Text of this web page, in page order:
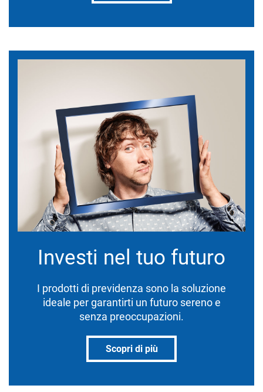
Investi nel tuo futuro
I prodotti di previdenza sono la soluzione
ideale per garantirti un futuro sereno e
senza preoccupazioni.
Scopri di più